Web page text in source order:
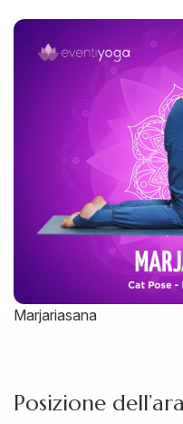
Marjariasana
Posizione